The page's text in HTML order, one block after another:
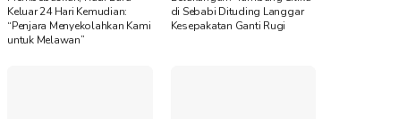
Keluar 24 Hari Kemudian:
“Penjara Menyekolahkan Kami
untuk Melawan”
di Sebabi Dituding Langgar
Kesepakatan Ganti Rugi